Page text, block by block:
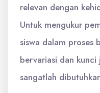
relevan dengan
Untuk mengukur
siswa dalam proses
bervariasi dan
sangatlah